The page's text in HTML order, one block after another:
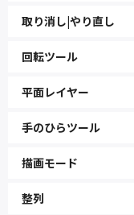
取り消し|やり直し
回転ツール
平面レイヤー
手のひらツール
描画モード
整列